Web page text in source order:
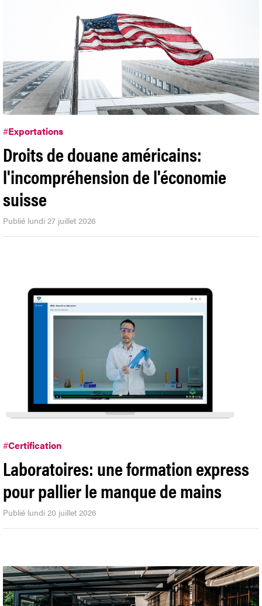
#Exportations
Droits de douane américains:
l'incompréhension de l'économie
suisse
Publié lundi 27 juillet 2026
#Certification
Laboratoires: une formation express
pour pallier le manque de mains
Publié lundi 20 juillet 2026